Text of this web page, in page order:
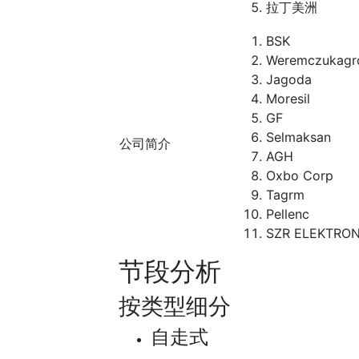
拉丁美洲
公司简介
BSK
Jagoda
Moresil
GF
Selmaksan
AGH
Oxbo Corp
Tagrm
Pellenc
SZR
节段分析
按类型细分
自走式